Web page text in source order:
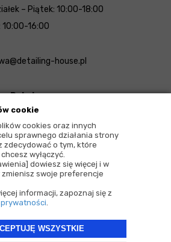
cookie
cookies oraz innych
sprawnego działania strony
zdecydować o tym, które
wyłączyć.
dowiesz się więcej i w
swoje preferencje
informacji, zapoznaj się z
.
WSZYSTKIE
– Piątek: 10:00-18:00
10:00-16:00
house.pl
Rekcin
z o.o. sp.k.
1
by |Detailing House